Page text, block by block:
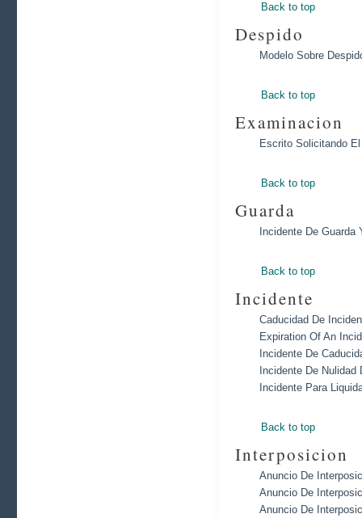
Back to top
Despido
Modelo Sobre
Back to top
Examinacion
Escrito Solicitando
Back to top
Guarda
Incidente De
Back to top
Incidente
Caducidad De
Expiration Of An
Incidente De
Incidente De Nulidad
Incidente Para
Back to top
Interposicion
Anuncio De
Anuncio De
Anuncio De